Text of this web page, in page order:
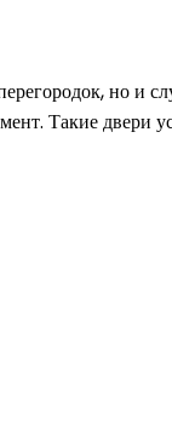
но и
Такие двери